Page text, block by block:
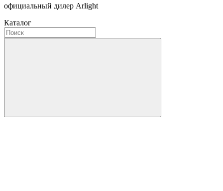
официальный дилер Arlight
Каталог